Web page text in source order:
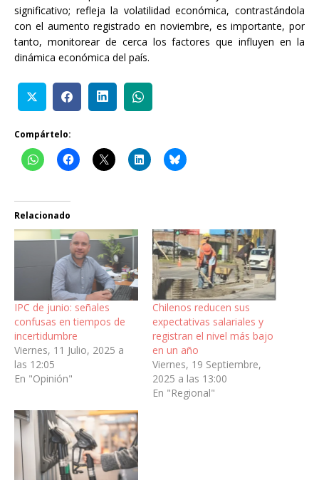
significativo; refleja la volatilidad económica, contrastándola
con el aumento registrado en noviembre, es importante, por
tanto, monitorear de cerca los factores que influyen en la
dinámica económica del país.
Compártelo:
Relacionado
IPC de junio: señales
confusas en tiempos de
incertidumbre
Viernes, 11 Julio, 2025 a
las 12:05
En "Opinión"
Chilenos reducen sus
expectativas salariales y
registran el nivel más bajo
en un año
Viernes, 19 Septiembre,
2025 a las 13:00
En "Regional"